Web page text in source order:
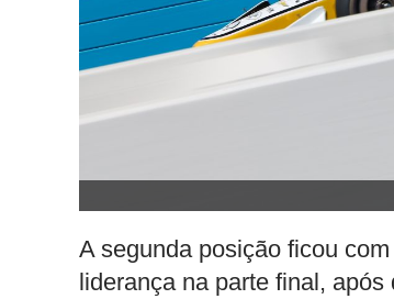
A segunda posição ficou
liderança na parte final,